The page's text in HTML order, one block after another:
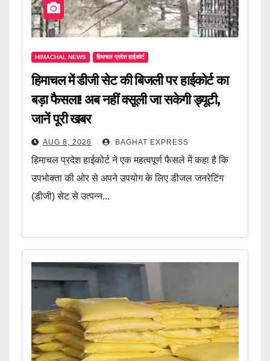
HIMACHAL NEWS हिमाचल प्रदेश हाईकोर्ट
हिमाचल में डीजी सेट की बिजली पर हाईकोर्ट का
बड़ा फैसला! अब नहीं वसूली जा सकेगी ड्यूटी,
जानें पूरी खबर
AUG 8, 2026 BAGHAT EXPRESS
हिमाचल प्रदेश हाईकोर्ट ने एक महत्वपूर्ण फैसले में कहा है कि
उपभोक्ता की ओर से अपने उपयोग के लिए डीजल जनरेटिंग
(डीजी) सेट से उत्पन्न...